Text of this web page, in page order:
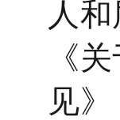
人
《
见